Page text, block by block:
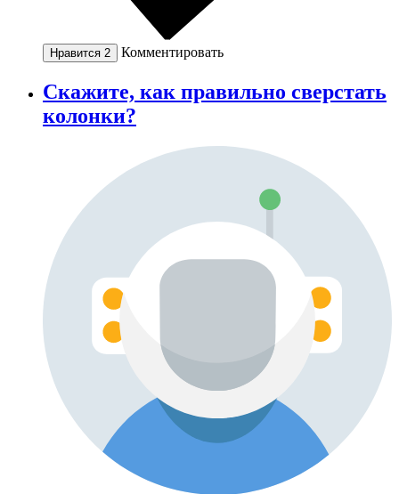
Нравится 2 Комментировать
Скажите, как правильно сверстать
колонки?